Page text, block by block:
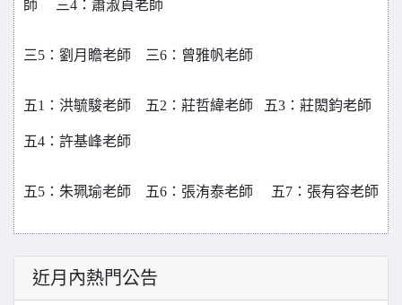
師 三4：蕭淑貞老師
三5：劉月瞻老師 三6：曾雅帆老師
五1：洪毓駿老師 五2：莊哲緯老師 五3：莊閎鈞老師
五4：許基峰老師
五5：朱珮瑜老師 五6：張洧泰老師 五7：張有容老師
近月內熱門公告